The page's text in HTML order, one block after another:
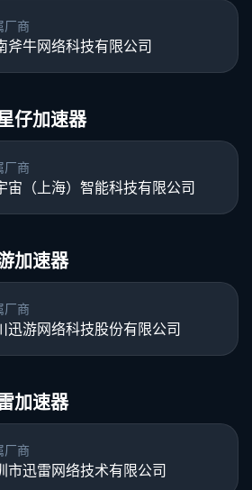
厂商
斧牛网络科技有限公司
仔加速器
厂商
宙（上海）智能科技有限公司
加速器
厂商
迅游网络科技股份有限公司
加速器
厂商
市迅雷网络技术有限公司